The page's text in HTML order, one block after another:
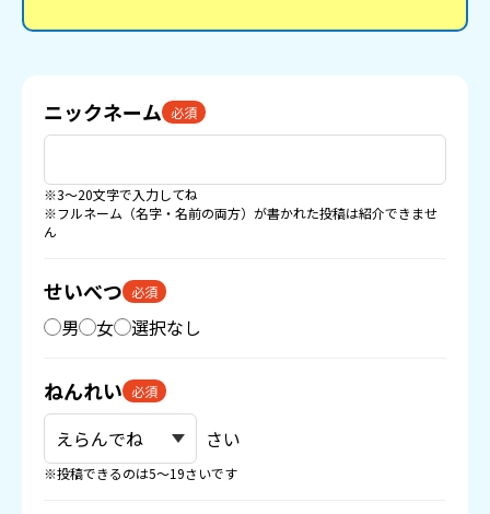
ニックネーム 必須
※3〜20文字で入力してね
※フルネーム（名字・名前の両方）が書かれた投稿は紹介できませ
ん
せいべつ 必須
男 女 選択なし
ねんれい 必須
さい
※投稿できるのは5〜19さいです